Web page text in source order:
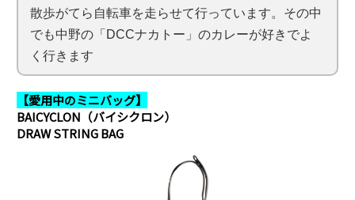
散歩がてら自転車を走らせて行っています。その中
でも中野の「DCCナカトー」のカレーが好きでよ
く行きます
【愛用中のミニバッグ】
BAICYCLON（バイシクロン）
DRAW STRING BAG